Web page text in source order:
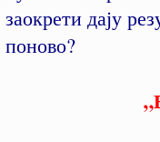
заокрети дају
поново?